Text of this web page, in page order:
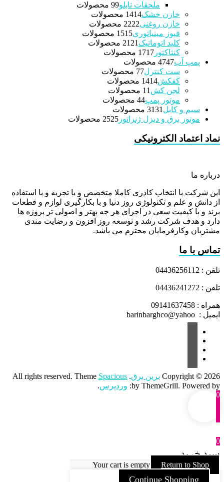
ملحقات تابلو 99 محصولات
خازن خشک
1414 محصولات
خازن روغنی
2222 محصولات
فیوز مینیاتوری
1515 محصولات
کلید اتوماتیک
21 21 محصولات
کنتاکتور
1717 محصولات
پمپ آب
4747 محصولات
ست کنترل 77 محصولات
کفکش
1414 محصولات
لجن کش
1 1 محصولات
موتور پمپ 44 محصولات
سیم و کابل
3131 محصولات
موتور برق و دیزل ژنراتور
2525 محصولات
نماد اعتماد الکترونیکی
درباره ما
این شرکت با انتخاب کادری کاملا متخصص و با تجربه و با استفاده
از دانش و علم و تکنولوژی روز دنیا و با بکارگیری لوازم و قطعات
برند و با کیفیت سعی در اجرای هر چه بهتر و اصولی تر پروژه ها
دارد و هدف شرکت رشد و توسعه روز افزون و رضایت مندی
مشتریان وکارفرمایان محترم می باشد.
تماس با ما
تلفن : 04436256112
تلفن : 04436241272
همراه : 09141637458
ایمیل : barinbarghco@yahoo
Copyright © 2026 برین برق. All rights reserved. Theme
Spacious
by ThemeGrill. Powered by: وردپرس.
0
0
سبد خرید
Your cart is empty Return to Shop
Continue Shopping